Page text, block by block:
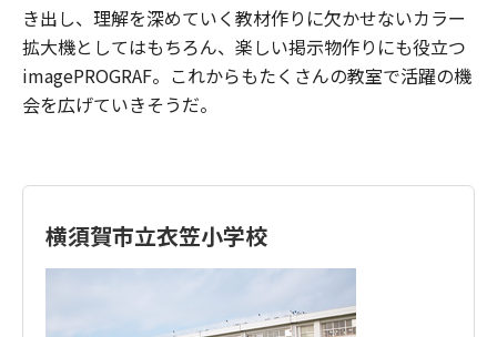
き出し、理解を深めていく教材作りに欠かせないカラー
拡大機としてはもちろん、楽しい掲示物作りにも役立つ
imagePROGRAF。これからもたくさんの教室で活躍の機
会を広げていきそうだ。
横須賀市立衣笠小学校